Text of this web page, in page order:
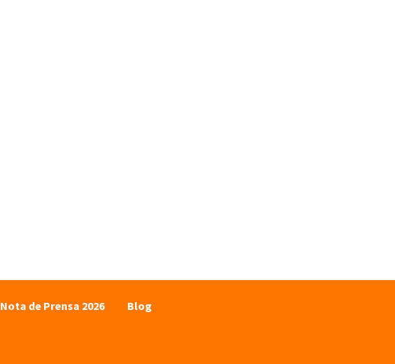
Nota de Prensa 2026 Blog